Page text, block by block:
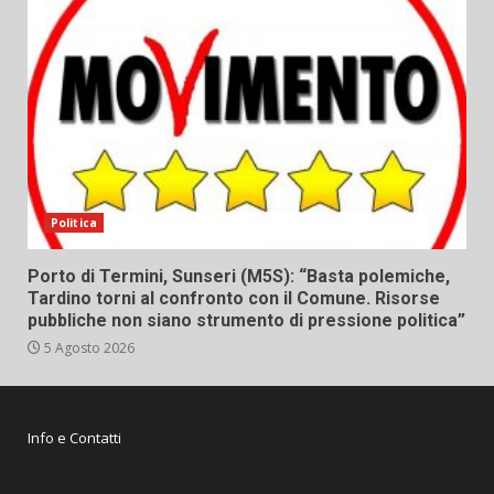
Politica
Porto di Termini, Sunseri (M5S): “Basta polemiche,
Tardino torni al confronto con il Comune. Risorse
pubbliche non siano strumento di pressione politica”
5 Agosto 2026
Info e Contatti